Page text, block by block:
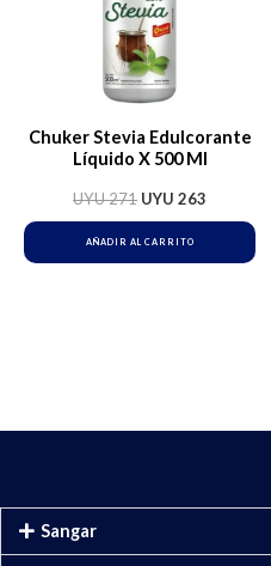
Chuker Stevia Edulcorante
Líquido X 500 Ml
UYU271 UYU 263
AÑADIR AL CARRITO
Sangar